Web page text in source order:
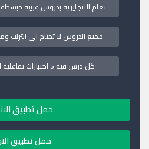
تعلم الانجليزية بدروس عربية
جميع الدروس لا تحتاج الى انترنت
كل درس فيه 5 اختبارات تفاعلية لتحسين اللفظ والنطق
حمل تطبيق
حمل تطبيق